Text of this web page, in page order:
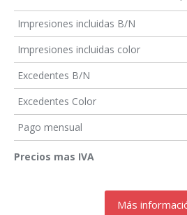
Impresiones incluidas B/N
Impresiones incluidas color
Excedentes B/N
Excedentes Color
Pago mensual
Precios mas IVA
Más